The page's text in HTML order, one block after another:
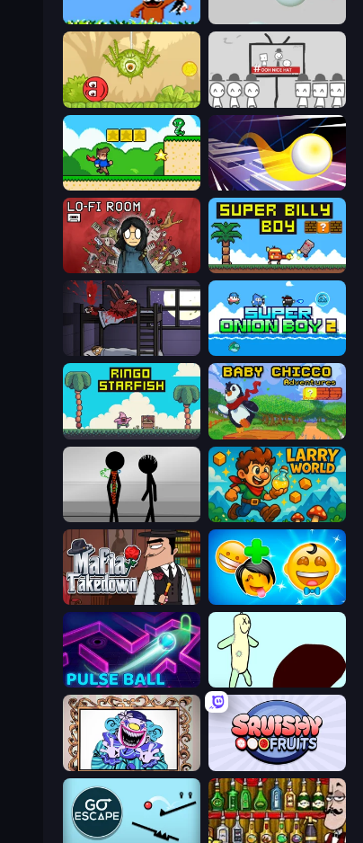
Duck Hunt Bush Ragdoll
Red Bounce Ball 5 We Become What We Behold
Steve's World Leap and Avoid 2
Lofi Room Super Billy Boy
The Visitor Super Onion Boy 2
Ringo Starfish Baby Chicco Adventures
Stick Figure Penalty 2 Larry World
Mafia Takedown Smileys: Family Tree emoji
Pulse Ball Doodieman Voodoo
Exhibit of Sorrows Squishy Fruits